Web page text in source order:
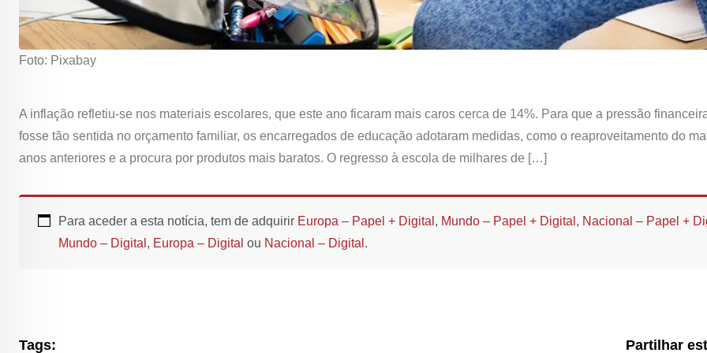
Foto: Pixabay
A inflação refletiu-se nos materiais escolares, que este ano ficaram mais caros cerca de 14%. Para que a pressão
fosse tão sentida no orçamento familiar, os encarregados de educação adotaram medidas, como o reaproveitamento do
anos anteriores e a procura por produtos mais baratos. O regresso à escola de milhares de […]
Para aceder a esta notícia, tem de adquirir Europa – Papel + Digital , Mundo – Papel + Digital , Nacional – Papel +
Mundo – Digital , Europa – Digital ou Nacional – Digital .
Tags: Partilhar